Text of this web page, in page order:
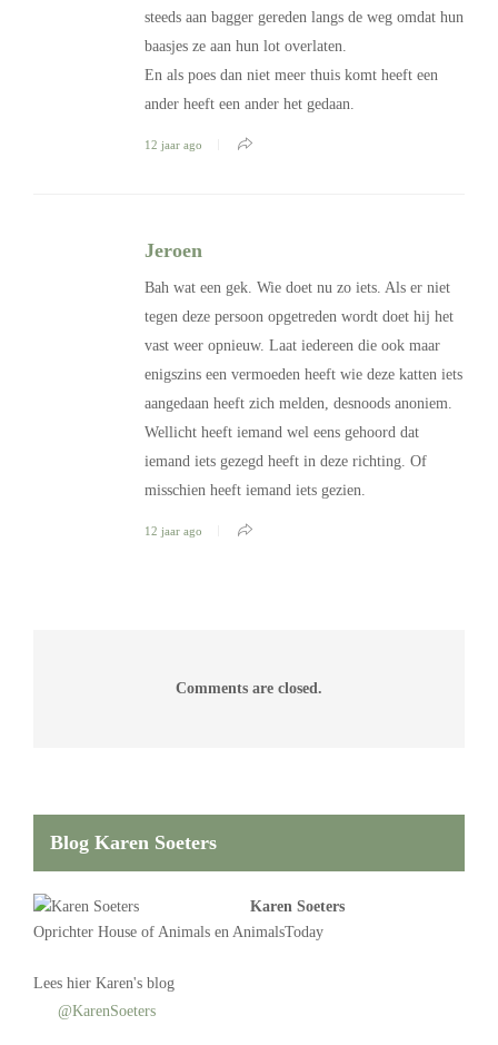
steeds aan bagger gereden langs de weg omdat hun
baasjes ze aan hun lot overlaten.
En als poes dan niet meer thuis komt heeft een
ander heeft een ander het gedaan.
12 jaar ago
Jeroen
Bah wat een gek. Wie doet nu zo iets. Als er niet
tegen deze persoon opgetreden wordt doet hij het
vast weer opnieuw. Laat iedereen die ook maar
enigszins een vermoeden heeft wie deze katten iets
aangedaan heeft zich melden, desnoods anoniem.
Wellicht heeft iemand wel eens gehoord dat
iemand iets gezegd heeft in deze richting. Of
misschien heeft iemand iets gezien.
12 jaar ago
Comments are closed.
Blog Karen Soeters
Karen Soeters
Oprichter House of Animals en AnimalsToday
Lees hier Karen's blog
@KarenSoeters